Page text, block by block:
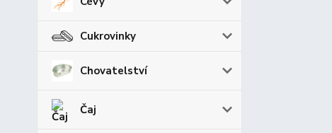
Cukrovinky
Chovatelství
Čaj